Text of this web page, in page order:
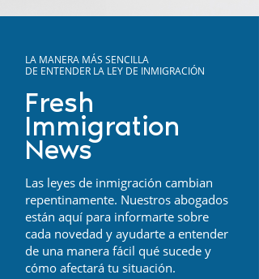
LA MANERA MÁS SENCILLA
DE ENTENDER LA LEY DE INMIGRACIÓN
Fresh
Immigration
News
Las leyes de inmigración cambian
repentinamente. Nuestros abogados
están aquí para informarte sobre
cada novedad y ayudarte a entender
de una manera fácil qué sucede y
cómo afectará tu situación.